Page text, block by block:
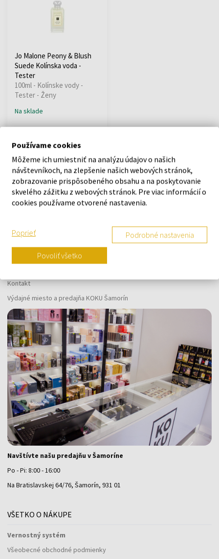
Jo Malone Peony & Blush
Suede Kolínska voda -
Tester
100ml - Kolínske vody -
Tester - Ženy
Na sklade
97,04 €
:
1
O SPOLOČNOSTI
Kontakt
Výdajné miesto a predajňa KOKU Šamorín
Navštívte našu predajňu v Šamoríne
Po - Pi: 8:00 - 16:00
Na Bratislavskej 64/76, Šamorín, 931 01
VŠETKO O NÁKUPE
Vernostný systém
Všeobecné obchodné podmienky
Používame cookies
Môžeme ich umiestniť na analýzu údajov o našich
návštevníkoch, na zlepšenie našich webových stránok,
zobrazovanie prispôsobeného obsahu a na poskytovanie
skvelého zážitku z webových stránok. Pre viac informácií o
cookies používame otvorené nastavenia.
Poprieť Podrobné nastavenia
Povoliť všetko